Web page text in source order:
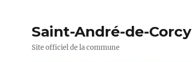
Saint-André-de-Corcy
Site officiel de la commune